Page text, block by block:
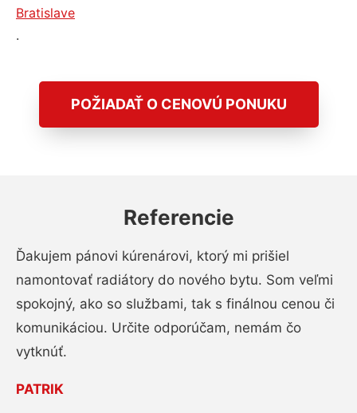
Bratislave
.
POŽIADAŤ O CENOVÚ PONUKU
Referencie
Ďakujem pánovi kúrenárovi, ktorý mi prišiel
namontovať radiátory do nového bytu. Som veľmi
spokojný, ako so službami, tak s finálnou cenou či
komunikáciou. Určite odporúčam, nemám čo
vytknúť.
PATRIK